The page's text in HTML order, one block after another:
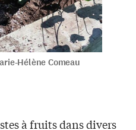
Hélène Comeau
à fruits dans divers